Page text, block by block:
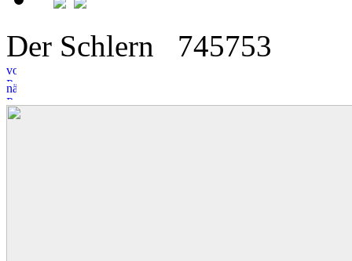
Der Schlern 745753